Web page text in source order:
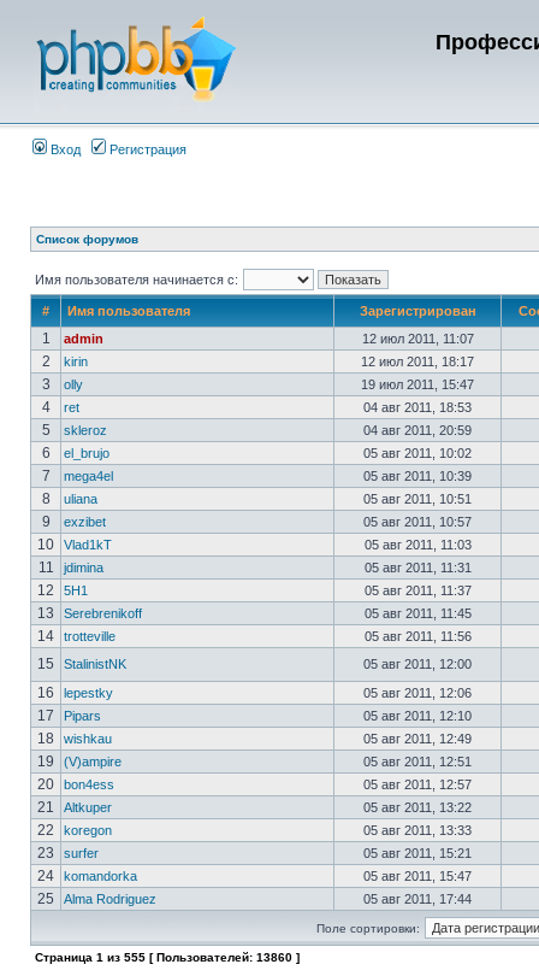
Вход Регистрация
Список форумов
Имя пользователя начинается с:
# Имя пользователя Зарегистрирован
1 admin 12 июл 2011, 11:07
2 kirin 12 июл 2011, 18:17
3 olly 19 июл 2011, 15:47
4 ret 04 авг 2011, 18:53
5 skleroz 04 авг 2011, 20:59
6 el_brujo 05 авг 2011, 10:02
7 mega4el 05 авг 2011, 10:39
8 uliana 05 авг 2011, 10:51
9 exzibet 05 авг 2011, 10:57
10 Vlad1kT 05 авг 2011, 11:03
11 jdimina 05 авг 2011, 11:31
12 5H1 05 авг 2011, 11:37
13 Serebrenikoff 05 авг 2011, 11:45
14 trotteville 05 авг 2011, 11:56
15 StalinistNK 05 авг 2011, 12:00
16 lepestky 05 авг 2011, 12:06
17 Pipars 05 авг 2011, 12:10
18 wishkau 05 авг 2011, 12:49
19 (V)ampire 05 авг 2011, 12:51
20 bon4ess 05 авг 2011, 12:57
21 Altkuper 05 авг 2011, 13:22
22 koregon 05 авг 2011, 13:33
23 surfer 05 авг 2011, 15:21
24 komandorka 05 авг 2011, 15:47
25 Alma Rodriguez 05 авг 2011, 17:44
Поле сортировки:
Страница 1 из 555 [ Пользователей: 13860 ]